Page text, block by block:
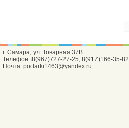
г. Самара, ул. Товарная 37В
Телефон: 8(967)727-27-25; 8(917)166-35-82
Почта: podarki1463@yandex.ru